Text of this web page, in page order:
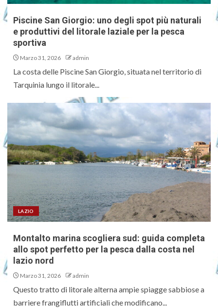
Piscine San Giorgio: uno degli spot più naturali
e produttivi del litorale laziale per la pesca
sportiva
Marzo 31, 2026 admin
La costa delle Piscine San Giorgio, situata nel territorio di
Tarquinia lungo il litorale...
LAZIO
Montalto marina scogliera sud: guida completa
allo spot perfetto per la pesca dalla costa nel
lazio nord
Marzo 31, 2026 admin
Questo tratto di litorale alterna ampie spiagge sabbiose a
barriere frangiflutti artificiali che modificano...